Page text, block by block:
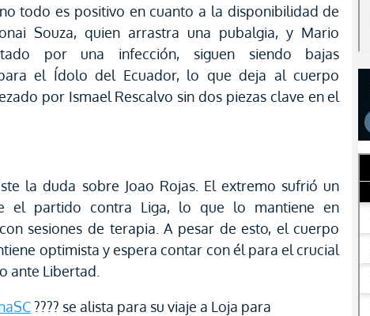
todo es positivo en cuanto a la disponibilidad de
Souza, quien arrastra una pubalgia, y Mario
por una infección, siguen siendo bajas
el Ídolo del Ecuador, lo que deja al cuerpo
por Ismael Rescalvo sin dos piezas clave en el
la duda sobre Joao Rojas. El extremo sufrió un
el partido contra Liga, lo que lo mantiene en
sesiones de terapia. A pesar de esto, el cuerpo
optimista y espera contar con él para el crucial
ante Libertad.
???? se alista para su viaje a Loja para